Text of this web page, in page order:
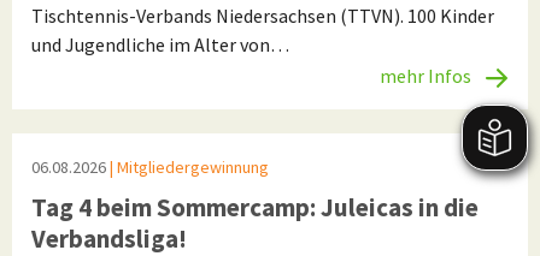
Tischtennis-Verbands Niedersachsen (TTVN). 100 Kinder
und Jugendliche im Alter von…
mehr Infos
06.08.2026| Mitgliedergewinnung
Tag 4 beim Sommercamp: Juleicas in die
Verbandsliga!